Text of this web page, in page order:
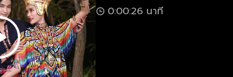
0:00:26 นาที